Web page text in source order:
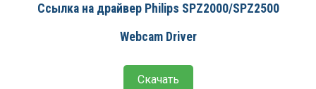
Ссылка на драйвер Philips SPZ2000/SPZ2500
Webcam Driver
Скачать